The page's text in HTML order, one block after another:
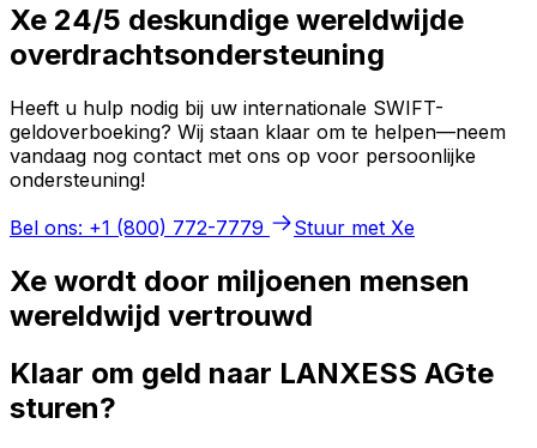
Xe 24/5 deskundige wereldwijde
overdrachtsondersteuning
Heeft u hulp nodig bij uw internationale SWIFT-
geldoverboeking? Wij staan klaar om te helpen—neem
vandaag nog contact met ons op voor persoonlijke
ondersteuning!
Bel ons: +1 (800) 772-7779
Stuur met Xe
Xe wordt door miljoenen mensen
wereldwijd vertrouwd
Klaar om geld naar LANXESS AGte
sturen?